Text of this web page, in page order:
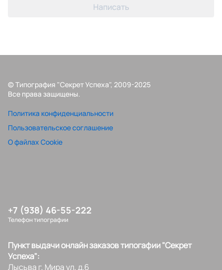
Написать
© Типография "Секрет Успеха", 2009-2025
Все права защищены.
Политика конфиденциальности
Пользовательское соглашение
О файлах Cookie
+7 (938) 46-55-222
Телефон типографии
Пункт выдачи онлайн заказов типогафии "Секрет
Успеха":
Лысьва г, Мира ул, д.6